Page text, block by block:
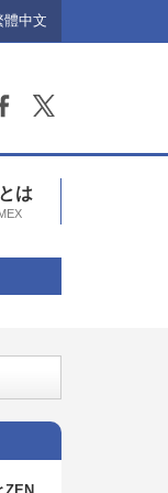
體中文
は